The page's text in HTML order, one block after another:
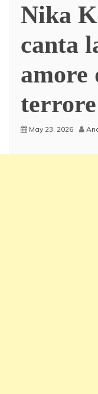
Nika
canta
amore
terrore
May 23, 2026